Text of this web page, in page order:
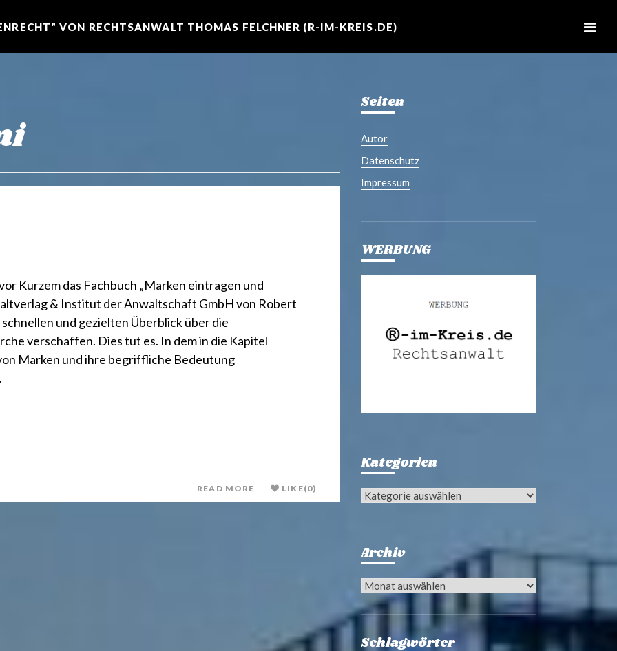
VON RECHTSANWALT THOMAS FELCHNER (R-IM-KREIS.DE)
Kurzem das Fachbuch „Marken eintragen und
& Institut der Anwaltschaft GmbH von Robert
und gezielten Überblick über die
verschaffen. Dies tut es. In dem in die Kapitel
Marken und ihre begriffliche Bedeutung
READ MORE LIKE(0)
Seiten
Autor
Datenschutz
Impressum
WERBUNG
Kategorien
Kategorien
Archiv
Archiv
Schlagwörter